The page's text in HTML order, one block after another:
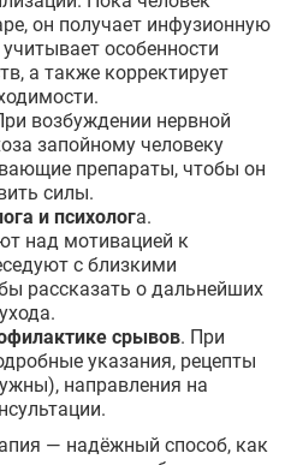
он получает инфузионную
особенности
а также корректирует
возбуждении нервной
запойному человеку
препараты, чтобы он
силы.
и психолога.
над мотивацией к
с близкими
рассказать о дальнейших
срывов. При
указания, рецепты
направления на
— надёжный способ, как
ВРАЧА
ВОПРОС
ФОРМУ
ниже, мы вам